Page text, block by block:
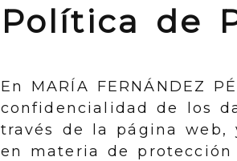
Política de
En MARÍA FERNÁNDEZ
confidencialidad de los
través de la página web,
en materia de